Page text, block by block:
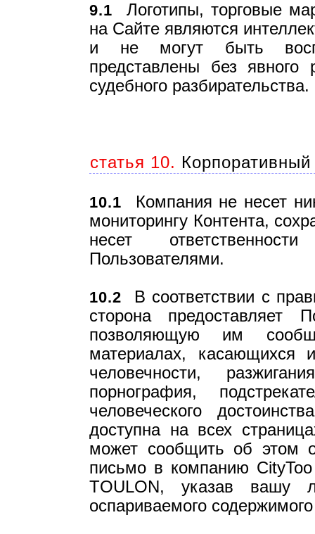
9.1 Логотипы, торговые
на Сайте являются
и не могут быть
представлены без явного
судебного разбирательства.
статья 10. Корпоративный
10.1 Компания не несет
мониторингу Контента,
несет
Пользователями.
10.2 В соответствии с
сторона предоставляет
позволяющую им
материалах, касающихся
человечности,
порнография,
человеческого
доступна на всех
может сообщить об этом
письмо в компанию
TOULON, указав вашу
оспариваемого